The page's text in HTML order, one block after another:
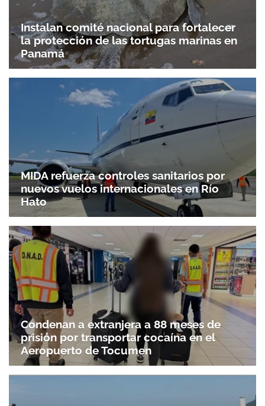
Instalan comité nacional para fortalecer
la protección de las tortugas marinas en
Panamá
MIDA refuerza controles sanitarios por
nuevos vuelos internacionales en Río
Hato
Condenan a extranjera a 88 meses de
prisión por transportar cocaína en el
Aeropuerto de Tocumen